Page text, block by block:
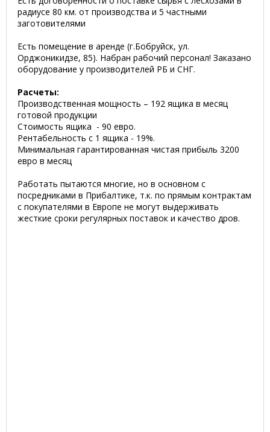
радиусе 80 км. от производства и 5 частными
заготовителями
Есть помещение в аренде (г.Бобруйск, ул.
Орджоникидзе, 85). Набран рабочий персонал! Заказано
оборудование у производителей РБ и СНГ.
Расчеты:
Производственная мощность – 192 ящика в месяц
готовой продукции
Стоимость ящика - 90 евро.
Рентабельность с 1 ящика - 19%.
Минимальная гарантированная чистая прибыль 3200
евро в месяц
Работать пытаются многие, но в основном с
посредниками в Прибалтике, т.к. по прямым контрактам
с покупателями в Европе не могут выдерживать
жесткие сроки регулярных поставок и качество дров.